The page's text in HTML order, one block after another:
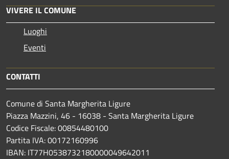
VIVERE IL COMUNE
Luoghi
Eventi
CONTATTI
Comune di Santa Margherita Ligure
Piazza Mazzini, 46 - 16038 - Santa Margherita Ligure
Codice Fiscale: 00854480100
Partita IVA: 00172160996
IBAN: IT77H0538732180000049642011